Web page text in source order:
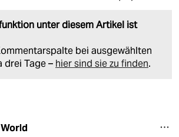
unter diesem Artikel ist
bei ausgewählten
drei Tage – hier sind sie zu finden.